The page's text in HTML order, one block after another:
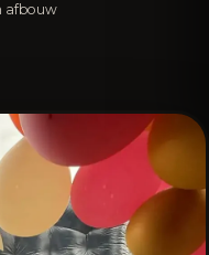
afbouw